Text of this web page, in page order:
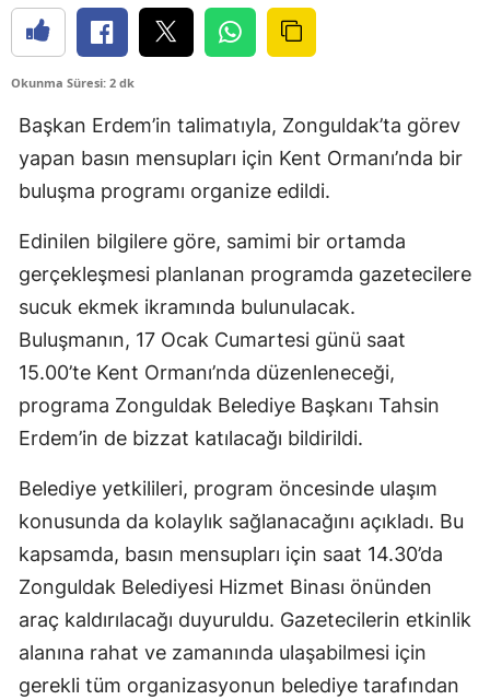
Okunma Süresi: 2 dk
Başkan Erdem’in talimatıyla, Zonguldak’ta görev
yapan basın mensupları için Kent Ormanı’nda bir
buluşma programı organize edildi.
Edinilen bilgilere göre, samimi bir ortamda
gerçekleşmesi planlanan programda gazetecilere
sucuk ekmek ikramında bulunulacak.
Buluşmanın, 17 Ocak Cumartesi günü saat
15.00’te Kent Ormanı’nda düzenleneceği,
programa Zonguldak Belediye Başkanı Tahsin
Erdem’in de bizzat katılacağı bildirildi.
Belediye yetkilileri, program öncesinde ulaşım
konusunda da kolaylık sağlanacağını açıkladı. Bu
kapsamda, basın mensupları için saat 14.30’da
Zonguldak Belediyesi Hizmet Binası önünden
araç kaldırılacağı duyuruldu. Gazetecilerin etkinlik
alanına rahat ve zamanında ulaşabilmesi için
gerekli tüm organizasyonun belediye tarafından